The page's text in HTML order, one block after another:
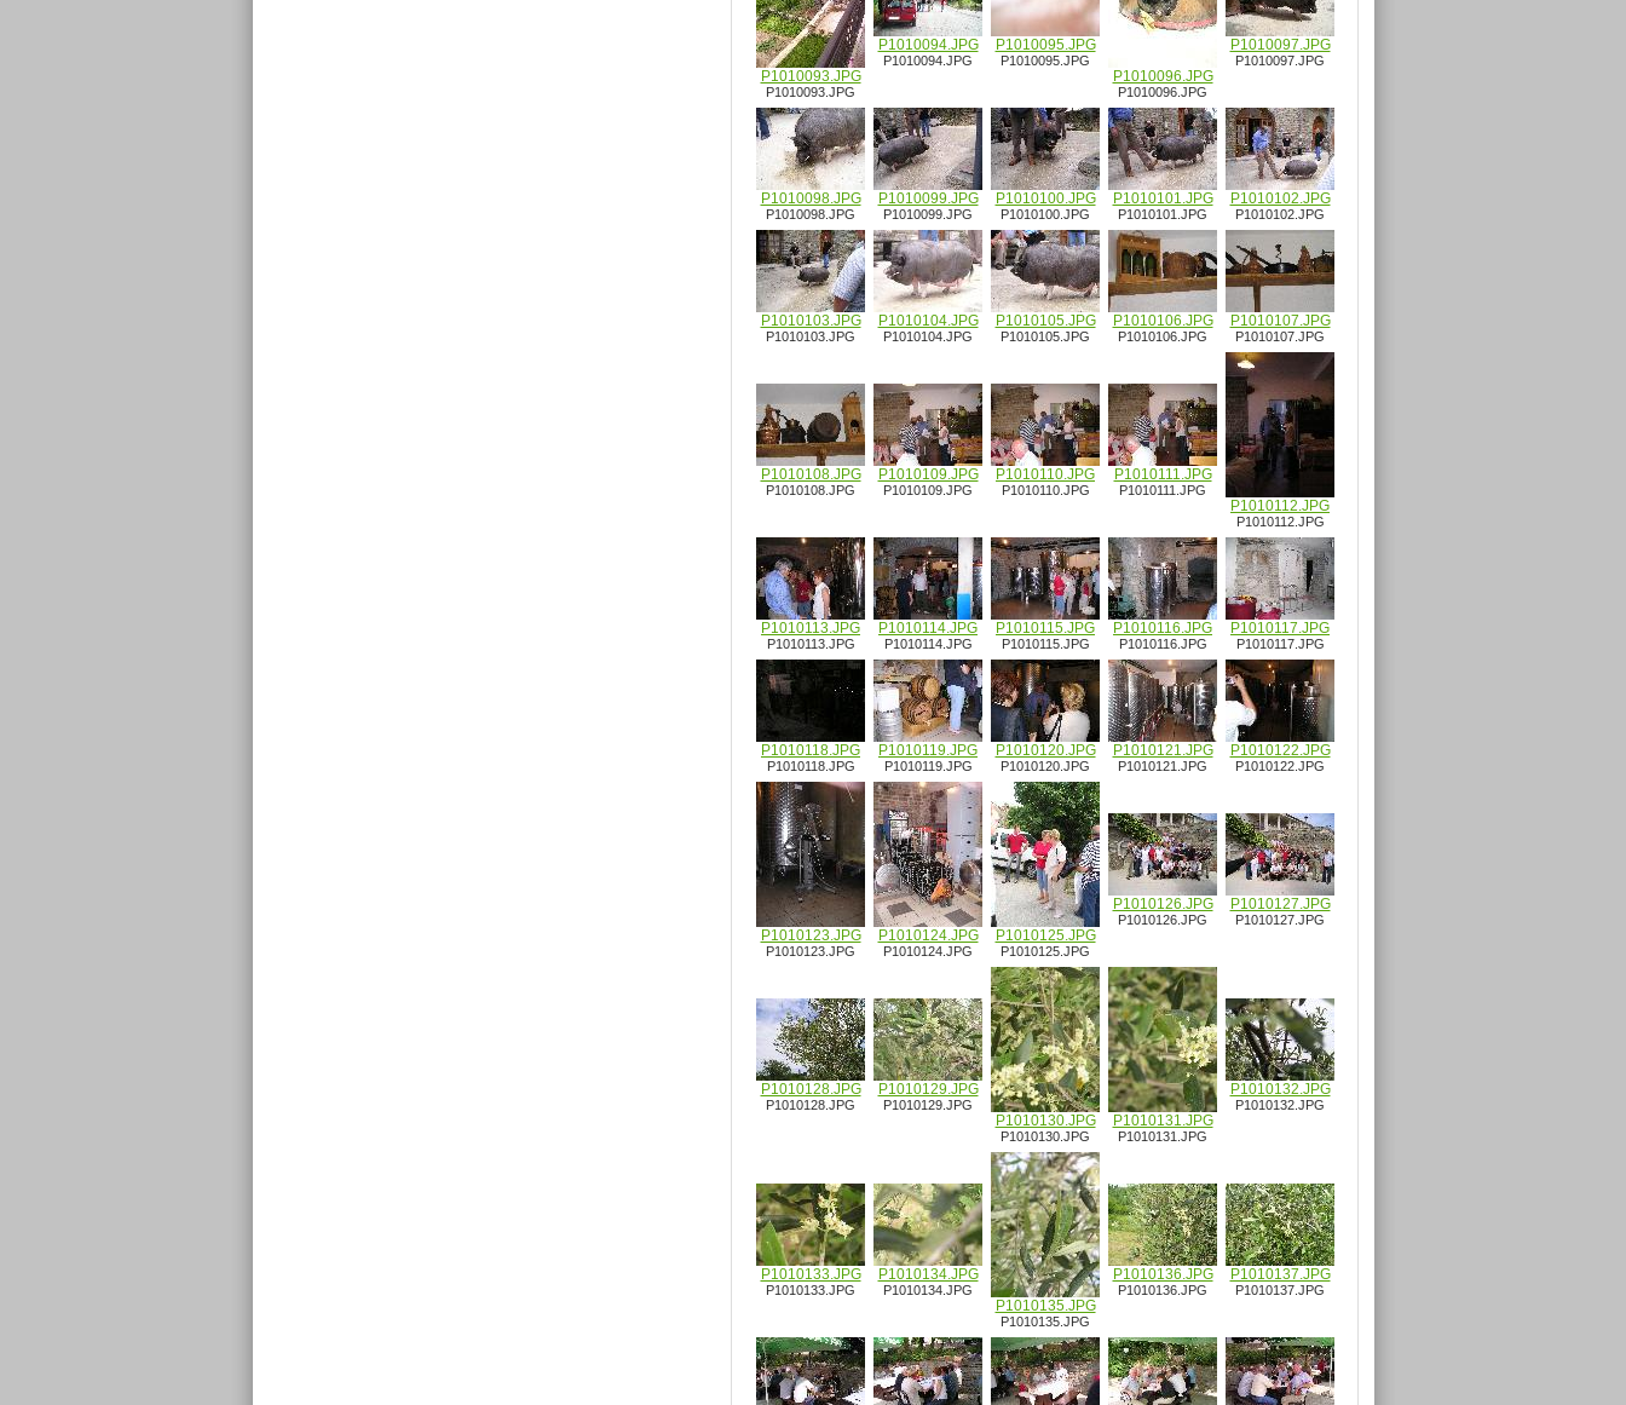
P1010093.JPG
P1010093.JPG
P1010094.JPG
P1010094.JPG
P1010095.JPG
P1010095.JPG
P1010096.JPG
P1010096.JPG
P1010097.JPG
P1010097.JPG
P1010098.JPG
P1010098.JPG
P1010099.JPG
P1010099.JPG
P1010100.JPG
P1010100.JPG
P1010101.JPG
P1010101.JPG
P1010102.JPG
P1010102.JPG
P1010103.JPG
P1010103.JPG
P1010104.JPG
P1010104.JPG
P1010105.JPG
P1010105.JPG
P1010106.JPG
P1010106.JPG
P1010107.JPG
P1010107.JPG
P1010108.JPG
P1010108.JPG
P1010109.JPG
P1010109.JPG
P1010110.JPG
P1010110.JPG
P1010111.JPG
P1010111.JPG
P1010112.JPG
P1010112.JPG
P1010113.JPG
P1010113.JPG
P1010114.JPG
P1010114.JPG
P1010115.JPG
P1010115.JPG
P1010116.JPG
P1010116.JPG
P1010117.JPG
P1010117.JPG
P1010118.JPG
P1010118.JPG
P1010119.JPG
P1010119.JPG
P1010120.JPG
P1010120.JPG
P1010121.JPG
P1010121.JPG
P1010122.JPG
P1010122.JPG
P1010123.JPG
P1010123.JPG
P1010124.JPG
P1010124.JPG
P1010125.JPG
P1010125.JPG
P1010126.JPG
P1010126.JPG
P1010127.JPG
P1010127.JPG
P1010128.JPG
P1010128.JPG
P1010129.JPG
P1010129.JPG
P1010130.JPG
P1010130.JPG
P1010131.JPG
P1010131.JPG
P1010132.JPG
P1010132.JPG
P1010133.JPG
P1010133.JPG
P1010134.JPG
P1010134.JPG
P1010135.JPG
P1010135.JPG
P1010136.JPG
P1010136.JPG
P1010137.JPG
P1010137.JPG